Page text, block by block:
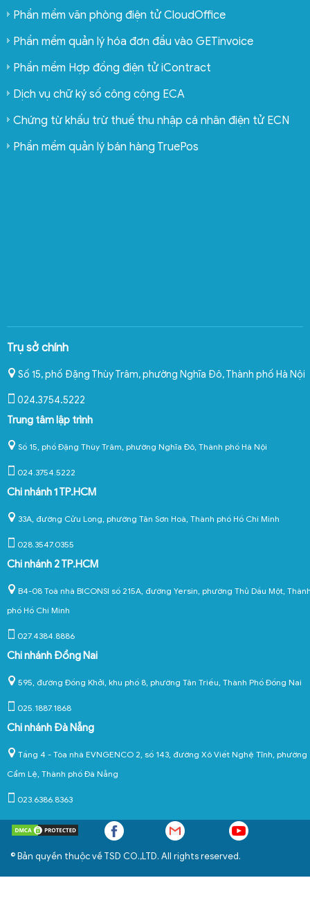
Phần mềm văn phòng điện tử CloudOffice
Phần mềm quản lý hóa đơn đầu vào GETinvoice
Phần mềm Hợp đồng điện tử iContract
Dịch vụ chữ ký số công cộng ECA
Chứng từ khấu trừ thuế thu nhập cá nhân điện tử ECN
Phần mềm quản lý bán hàng TruePos
Trụ sở chính
Số 15, phố Đặng Thùy Trâm, phường Nghĩa Đô,Thành phố Hà Nội
024.3754.5222
Trung tâm lập trình
Số 15, phố Đặng Thùy Trâm, phường Nghĩa Đô, Thành phố Hà Nội
024.3754.5222
Chi nhánh 1 TP.HCM
33A, đường Cửu Long, phường Tân Sơn Hoà, Thành phố Hồ Chí Minh
028.3547.0355
Chi nhánh 2 TP.HCM
B4-08 Toà nhà BICONSI số 215A, đường Yersin, phường Thủ Dầu Một,
phố Hồ Chí Minh
027.4384.8886
Chi nhánh Đồng Nai
595, đường Đồng Khởi, khu phố 8, phường Tân Triều, Thành Phố Đồng Nai
025.1887.1868
Chi nhánh Đà Nẵng
Tầng 4 - Tòa nhà EVNGENCO 2, số 143, đường Xô Viết Nghệ Tĩnh, phường
Cẩm Lệ, Thành phố Đà Nẵng
023.6386.8363
© Bản quyền thuộc về TSD CO.,LTD. All rights reserved.